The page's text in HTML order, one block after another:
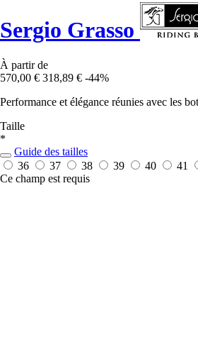
Sergio Grasso
À partir de
570,00 € 318,89 € -44%
Performance et élégance réunies avec les
Taille
*
Guide des tailles
36
37 38 39 40 41
Ce champ est requis